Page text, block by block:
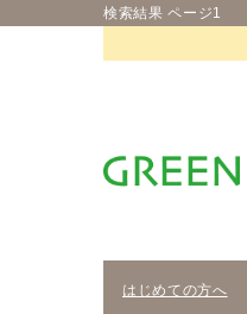
検索結果 ページ1
はじめての方へ